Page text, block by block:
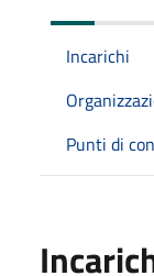
Incarichi
Punti di